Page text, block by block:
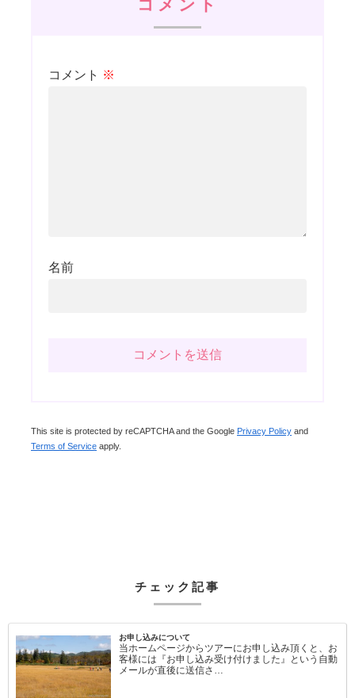
コメント
コメント ※
名前
This site is protected by reCAPTCHA and the Google Privacy Policy and
Terms of Service apply.
チェック記事
お申し込みについて
当ホームページからツアーにお申し込み頂くと、お
客様には『お申し込み受け付けました』という自動
メールが直後に送信さ…